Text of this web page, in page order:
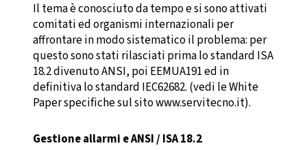
Il tema è conosciuto da tempo e si sono attivati
comitati ed organismi internazionali per
affrontare in modo sistematico il problema: per
questo sono stati rilasciati prima lo standard ISA
18.2 divenuto ANSI, poi EEMUA191 ed in
definitiva lo standard IEC62682. (vedi le White
Paper specifiche sul sito www.servitecno.it).
Gestione allarmi e ANSI / ISA 18.2